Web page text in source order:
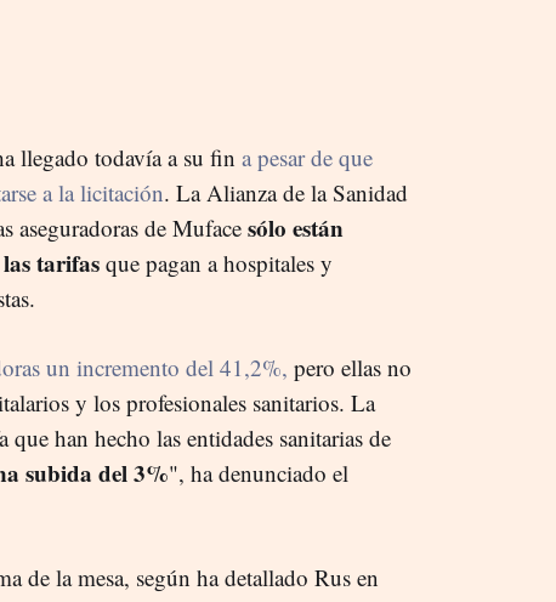
llegado todavía a su fin a pesar de que
a la licitación. La Alianza de la Sanidad
aseguradoras de Muface sólo están
tarifas que pagan a hospitales y
un incremento del 41,2%, pero ellas no
y los profesionales sanitarios. La
han hecho las entidades sanitarias de
subida del 3%", ha denunciado el
de la mesa, según ha detallado Rus en